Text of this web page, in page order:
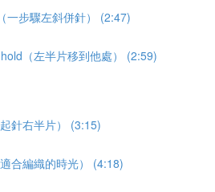
一步驟左斜併針） (2:47)
（左半片移到他處） (2:59)
針右半片） (3:15)
合編織的時光） (4:18)